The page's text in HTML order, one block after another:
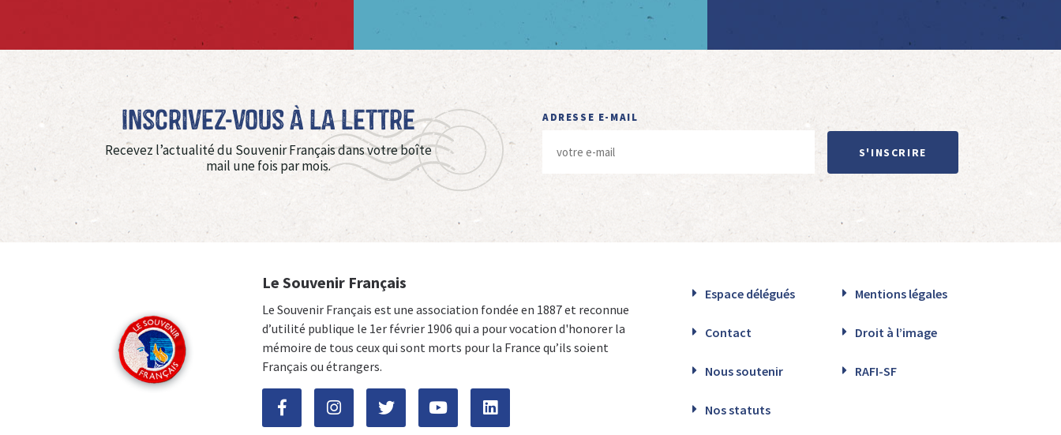
Inscrivez-vous à La Lettre
Recevez l’actualité du Souvenir Français dans votre boîte
mail une fois par mois.
ADRESSE E-MAIL
S'INSCRIRE
Le Souvenir Français
Le Souvenir Français est une association fondée en 1887 et reconnue
d’utilité publique le 1er février 1906 qui a pour vocation d'honorer la
mémoire de tous ceux qui sont morts pour la France qu’ils soient
Français ou étrangers.
Espace délégués Mentions légales
Contact Droit à l’image
Nous soutenir RAFI-SF
Nos statuts